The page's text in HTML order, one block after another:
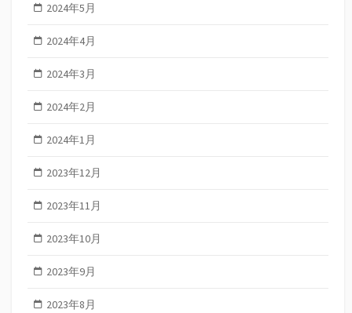
2024年5月
2024年4月
2024年3月
2024年2月
2024年1月
2023年12月
2023年11月
2023年10月
2023年9月
2023年8月